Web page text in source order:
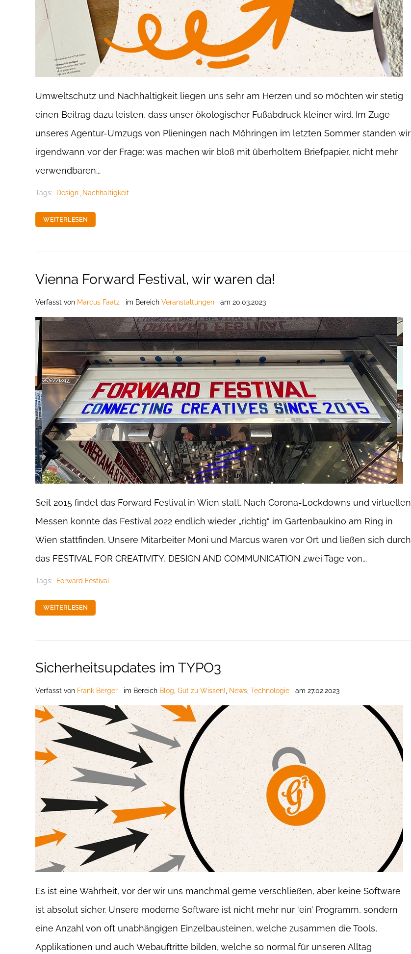
Umweltschutz und Nachhaltigkeit liegen uns sehr am Herzen und so möchten wir stetig
einen Beitrag dazu leisten, dass unser ökologischer Fußabdruck kleiner wird. Im Zuge
unseres Agentur-Umzugs von Plieningen nach Möhringen im letzten Sommer standen wir
irgendwann vor der Frage: was machen wir bloß mit überholtem Briefpapier, nicht mehr
verwendbaren...
Tags: Design Nachhaltigkeit
WEITERLESEN
Vienna Forward Festival, wir waren da!
Verfasst von Marcus Faatz im Bereich Veranstaltungen am 20.03.2023
Seit 2015 findet das Forward Festival in Wien statt. Nach Corona-Lockdowns und virtuellen
Messen konnte das Festival 2022 endlich wieder „richtig“ im Gartenbaukino am Ring in
Wien stattfinden. Unsere Mitarbeiter Moni und Marcus waren vor Ort und ließen sich durch
das FESTIVAL FOR CREATIVITY, DESIGN AND COMMUNICATION zwei Tage von...
Tags: Forward Festival
WEITERLESEN
Sicherheitsupdates im TYPO3
Verfasst von Frank Berger im Bereich Blog Gut zu Wissen! News Technologie am 27.02.2023
Es ist eine Wahrheit, vor der wir uns manchmal gerne verschließen, aber keine Software
ist absolut sicher. Unsere moderne Software ist nicht mehr nur ‘ein’ Programm, sondern
eine Anzahl von oft unabhängigen Einzelbausteinen, welche zusammen die Tools,
Applikationen und auch Webauftritte bilden, welche so normal für unseren Alltag